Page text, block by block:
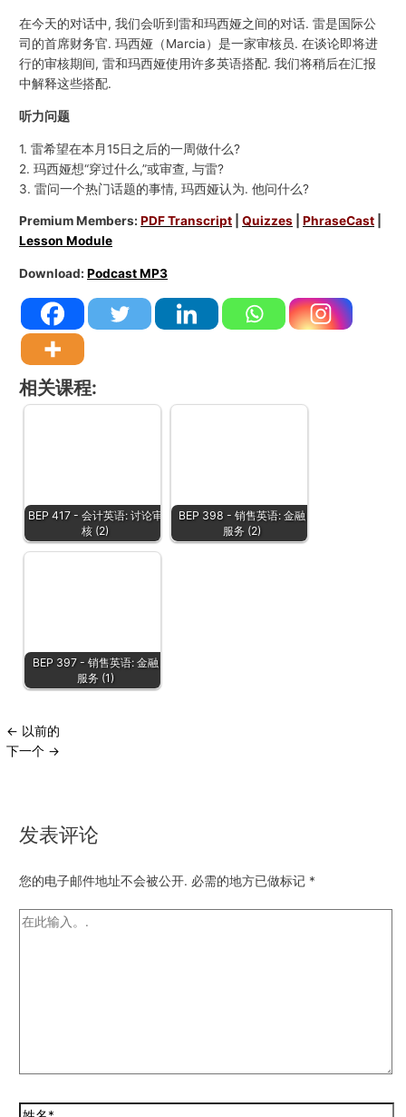
在今天的对话中, 我们会听到雷和玛西娅之间的对话. 雷是国际公
司的首席财务官. 玛西娅（Marcia）是一家审核员. 在谈论即将进
行的审核期间, 雷和玛西娅使用许多英语搭配. 我们将稍后在汇报
中解释这些搭配.
听力问题
1. 雷希望在本月15日之后的一周做什么?
2. 玛西娅想“穿过什么,”或审查, 与雷?
3. 雷问一个热门话题的事情, 玛西娅认为. 他问什么?
Premium Members:PDF Transcript |Quizzes |PhraseCast
Lesson Module
Download:Podcast MP3
相关课程:
BEP 417 - 会计英语: 讨论审
核 (2)
BEP 398 - 销售英语: 金融
服务 (2)
BEP 397 - 销售英语: 金融
服务 (1)
← 以前的
下一个 →
发表评论
您的电子邮件地址不会被公开. 必需的地方已做标记 *